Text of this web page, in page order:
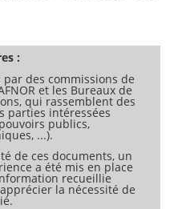
tolérances et
cône interne à 24°,
de dimension -32
hydrauliques et de
pouces (D = 50,8 mm)
is a design standard, not
de conception, non
fitting can not be used
peut être utilisé comme
:
des commissions de
et les Bureaux de
qui rassemblent des
parties intéressées
publics,
...).
de ces documents, un
a été mis en place
recueillie
la nécessité de